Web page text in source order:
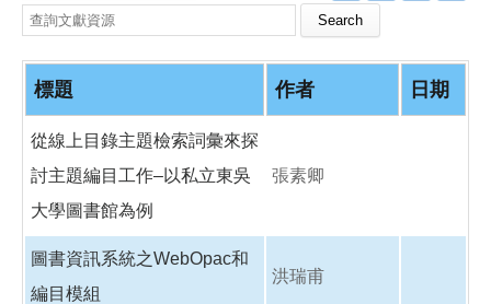
e
o
Search this site
標題 作者 日期
從線上目錄主題檢索詞彙來探
討主題編目工作–以私立東吳
大學圖書館為例
張素卿
圖書資訊系統之WebOpac和
編目模組
洪瑞甫